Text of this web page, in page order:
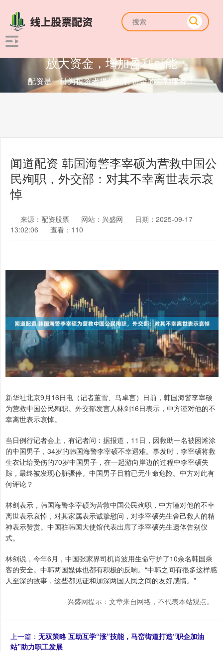
放大资金，增加盈利可能
配资是一种为投资者提供杠杆资金的金融服务！
闻道配资 韩国海警李宰硕为营救中国公
民殉职，外交部：对其不幸离世表示哀
悼
来源：配资股票 网站：兴盛网
日期：2025-09-17
13:02:06
查看：110
新华社北京9月16日电（记者董雪、马卓言）日前，韩国海警李宰硕
为营救中国公民殉职。外交部发言人林剑16日表示，中方谨对他的不
幸离世表示哀悼。
当日例行记者会上，有记者问：据报道，11日，因救助一名被困滩涂
的中国男子，34岁的韩国海警李宰硕不幸遇难。事发时，李宰硕将救
生衣让给受伤的70岁中国男子，在一起游向岸边的过程中李宰硕失
踪，最终被发现心脏骤停。中国男子目前已无生命危险。中方对此有
何评论？
林剑表示，韩国海警李宰硕为营救中国公民殉职，中方谨对他的不幸
离世表示哀悼，对其家属表示诚挚慰问，对李宰硕先生舍己救人的精
神表示赞赏。中国驻韩国大使馆代表出席了李宰硕先生遗体告别仪
式。
林剑说，今年6月，中国张家界司机肖波用生命守护了10余名韩国乘
客的安全。中韩两国媒体也都有积极的反响。“中韩之间有很多这样感
人至深的故事，这些都见证和加深两国人民之间的友好感情。”
兴盛网提示：文章来自网络，不代表本站观点。
上一篇： 无双策略 互助互学“涨”技能，马峦街道打造“职企加油
站”助力职工发展